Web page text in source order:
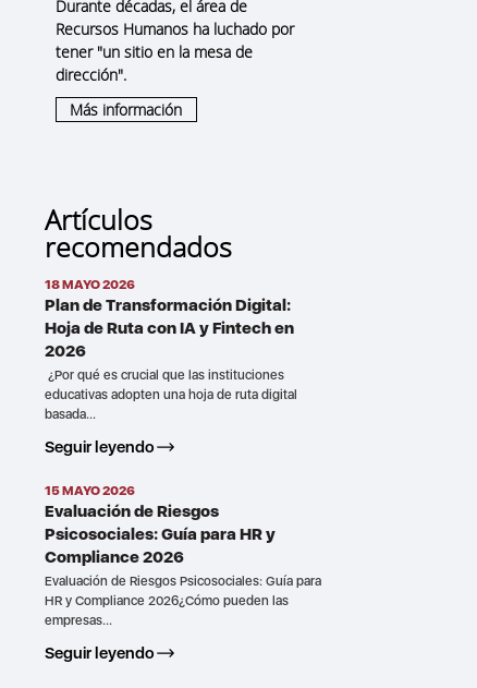
Durante décadas, el área de
Recursos Humanos ha luchado por
tener "un sitio en la mesa de
dirección".
Más información
Artículos
recomendados
18 MAYO 2026
Plan de Transformación Digital:
Hoja de Ruta con IA y Fintech en
2026
¿Por qué es crucial que las instituciones
educativas adopten una hoja de ruta digital
basada...
Seguir leyendo
15 MAYO 2026
Evaluación de Riesgos
Psicosociales: Guía para HR y
Compliance 2026
Evaluación de Riesgos Psicosociales: Guía para
HR y Compliance 2026¿Cómo pueden las
empresas...
Seguir leyendo